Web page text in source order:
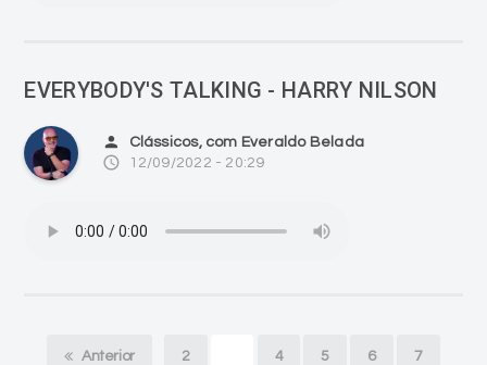
EVERYBODY'S TALKING - HARRY NILSON
person Clássicos, com Everaldo Belada
access_time 12/09/2022 - 20:29
Anterior 2 4 5 6 7